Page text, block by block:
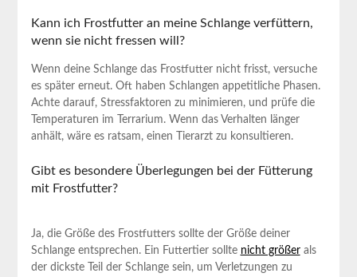
Kann⁢ ich Frostfutter an meine Schlange verfüttern,
wenn sie nicht fressen will?
Wenn deine Schlange das Frostfutter ⁤nicht frisst, versuche
es ⁢später erneut. Oft haben‍ Schlangen⁤ appetitliche Phasen.
Achte darauf, Stressfaktoren zu minimieren, und prüfe die ​
Temperaturen im Terrarium. Wenn das⁣ Verhalten länger⁢
anhält, wäre⁤ es ratsam, einen Tierarzt​ zu konsultieren.
Gibt ​es⁤ besondere Überlegungen bei der Fütterung
mit Frostfutter?
Ja, die ⁣Größe des Frostfutters ⁢sollte der Größe deiner
Schlange entsprechen. Ein Futtertier sollte nicht ⁢größerals⁣
der dickste Teil der Schlange sein, um Verletzungen ‍zu